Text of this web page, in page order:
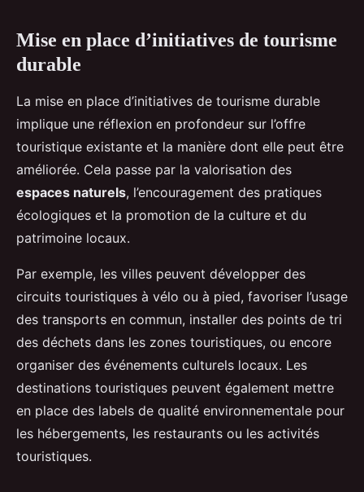
Mise en place d’initiatives de tourisme
durable
La mise en place d’initiatives de tourisme durable
implique une réflexion en profondeur sur l’offre
touristique existante et la manière dont elle peut être
améliorée. Cela passe par la valorisation des
espaces naturels, l’encouragement des pratiques
écologiques et la promotion de la culture et du
patrimoine locaux.
Par exemple, les villes peuvent développer des
circuits touristiques à vélo ou à pied, favoriser l’usage
des transports en commun, installer des points de tri
des déchets dans les zones touristiques, ou encore
organiser des événements culturels locaux. Les
destinations touristiques peuvent également mettre
en place des labels de qualité environnementale pour
les hébergements, les restaurants ou les activités
touristiques.